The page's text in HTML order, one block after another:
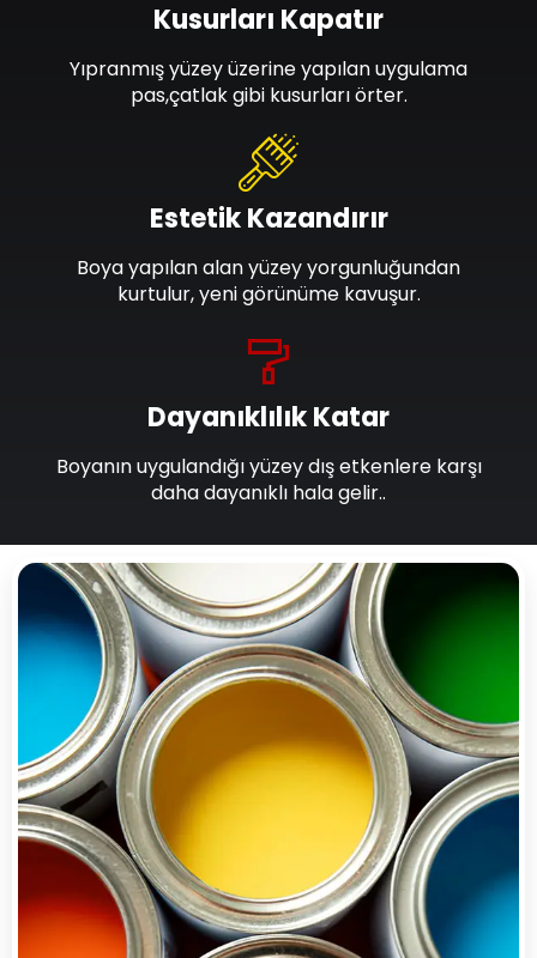
Dayanıklılık Katar
Boyanın uygulandığı yüzey dış etkenlere karşı
daha dayanıklı hala gelir..
Estetik Kazandırır
Boya yapılan alan yüzey yorgunluğundan
kurtulur, yeni görünüme kavuşur.
Kusurları Kapatır
Yıpranmış yüzey üzerine yapılan uygulama
pas,çatlak gibi kusurları örter.